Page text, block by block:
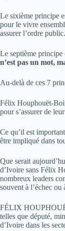
Le sixième principe
pour le vivre
assurer l’ordre public.
Le septième principe
n’est pas un mot,
Au-delà de ces 7
Félix Houphouët-
pour s’assurer de
Ce qu’il est
être impliqué dans
Que serait
d’Ivoire sans Félix
nombreux leaders
souvent à l’échec ou
FÉLIX
telles que député,
d’Ivoire dans les